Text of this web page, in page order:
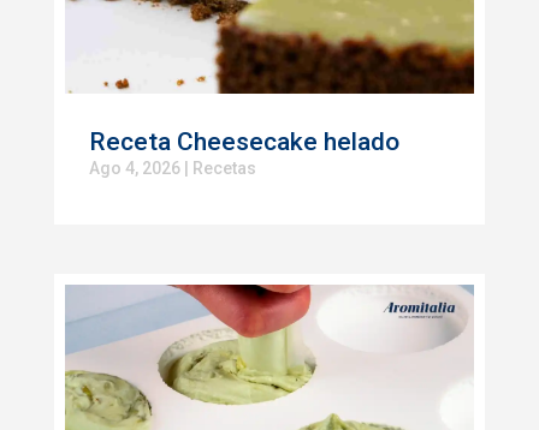
Receta Cheesecake helado
Ago 4, 2026| Recetas